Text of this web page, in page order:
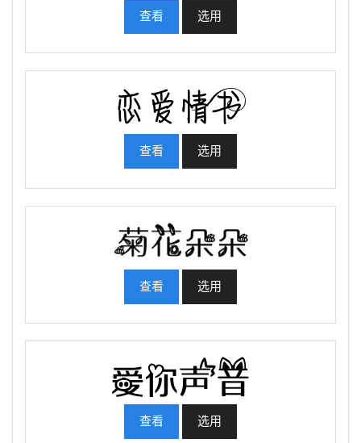
查看 选用
查看 选用
查看 选用
查看 选用